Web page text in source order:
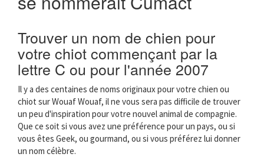
Trouver un nom de chien pour
votre chiot commençant par la
lettre C ou pour l'année 2007
Il y a des centaines de noms originaux pour votre chien ou
chiot sur Wouaf Wouaf, il ne vous sera pas difficile de trouver
un peu d'inspiration pour votre nouvel animal de compagnie.
Que ce soit si vous avez une préférence pour un pays, ou si
vous êtes Geek, ou gourmand, ou si vous préférez lui donner
un nom célèbre.